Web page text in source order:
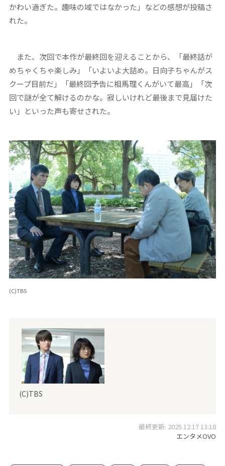
かわい過ぎた。趣味の域ではなかった」などの感想が投稿さ
れた。
また、次回で本作が最終回を迎えることから、「最終話が
めちゃくちゃ楽しみ」「いよいよ大詰め。日向子ちゃんがス
クープ目前だ」「最終回予告に相馬理くんがいて最高」「次
回で謎が全て解けるのかな。寂しいけれど最後まで見届けた
い」といった声も寄せされた。
(C)TBS
(C)TBS
最終更新: 2025.12.17 13:18
エンタメOVO